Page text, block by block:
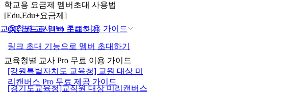
교육청별 교사 Pro 무료 이용 가이드
학교용 요금제 멤버초대 사용법
[Edu,Edu+요금제]
QR 코드로 멤버 초대하기
링크 초대 기능으로 멤버 초대하기
교육청별 교사 Pro 무료 이용 가이드
[강원특별자치도 교육청] 교원 대상 미
리캔버스 Pro 무료 제공 가이드
[경기도교육청]교직원 대상 미리캔버스